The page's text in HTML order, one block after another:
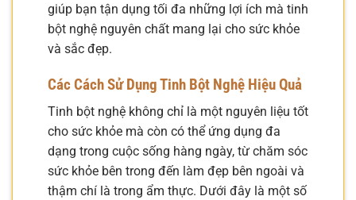
giúp bạn tận dụng tối đa những lợi ích mà tinh
bột nghệ nguyên chất mang lại cho sức khỏe
và sắc đẹp.
Các Cách Sử Dụng Tinh Bột Nghệ Hiệu Quả
Tinh bột nghệ không chỉ là một nguyên liệu tốt
cho sức khỏe mà còn có thể ứng dụng đa
dạng trong cuộc sống hàng ngày, từ chăm sóc
sức khỏe bên trong đến làm đẹp bên ngoài và
thậm chí là trong ẩm thực. Dưới đây là một số